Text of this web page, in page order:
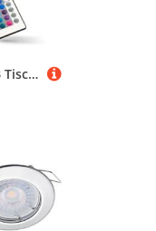
8 seasons design LED RGB Tischlampe 60 cm, No.1 (stone) – E27, RGB Farbwechsel, dimmbar, mit Fernbedienung – Tischleuchte für außen und innen - für Wohnbereiche, den Balkon oder die Terrasse